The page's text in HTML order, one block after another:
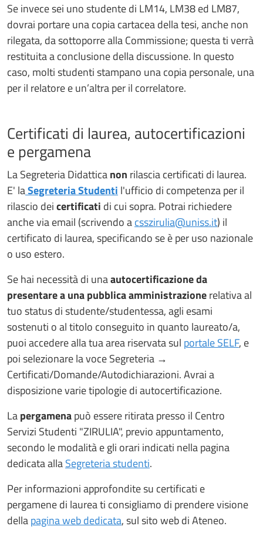
Se invece sei uno studente di LM14, LM38 ed LM87,
dovrai portare una copia cartacea della tesi, anche non
rilegata, da sottoporre alla Commissione; questa ti verrà
restituita a conclusione della discussione. In questo
caso, molti studenti stampano una copia personale, una
per il relatore e un’altra per il correlatore.
Certificati di laurea, autocertificazioni
e pergamena
La Segreteria Didatticanon rilascia certificati di laurea.
E' laSegreteria Studenti l'ufficio di competenza per il
rilascio deicertificati di cui sopra. Potrai richiedere
anche via email (scrivendo acsszirulia@uniss.it) il
certificato di laurea, specificando se è per uso nazionale
o uso estero.
Se hai necessità di unaautocertificazione da
presentare a una pubblica amministrazionerelativa al
tuo status di studente/studentessa, agli esami
sostenuti o al titolo conseguito in quanto laureato/a,
puoi accedere alla tua area riservata sul portale SELF, e
poi selezionare la voce Segreteria →
Certificati/Domande/Autodichiarazioni. Avrai a
disposizione varie tipologie di autocertificazione.
Lapergamenapuò essere ritirata presso il Centro
Servizi Studenti "ZIRULIA", previo appuntamento,
secondo le modalità e gli orari indicati nella pagina
dedicata allaSegreteria studenti.
Per informazioni approfondite su certificati e
pergamene di laurea ti consigliamo di prendere visione
dellapagina web dedicata, sul sito web di Ateneo.